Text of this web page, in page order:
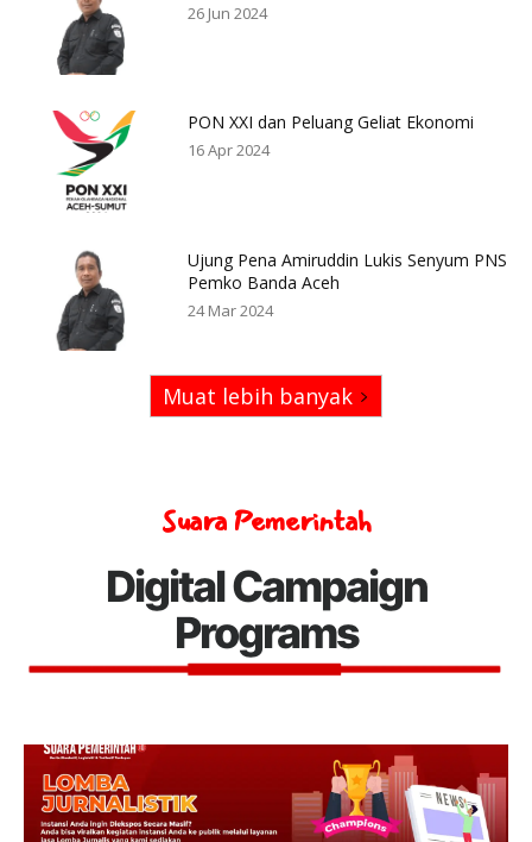
26 Jun 2024
PON XXI dan Peluang Geliat Ekonomi
16 Apr 2024
Ujung Pena Amiruddin Lukis Senyum PNS
Pemko Banda Aceh
24 Mar 2024
Muat lebih banyak
Suara Pemerintah
Digital Campaign
Programs